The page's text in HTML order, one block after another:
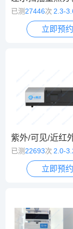
已测27446次 2.3-
立即预约
已测 22693次 2.0-
立即预约